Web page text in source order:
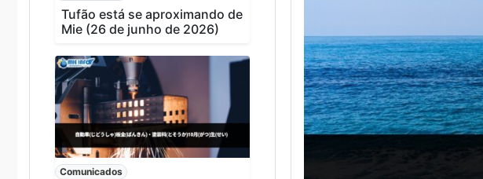
Tufão está se aproximando de
Mie (26 de junho de 2026)
Comunicados